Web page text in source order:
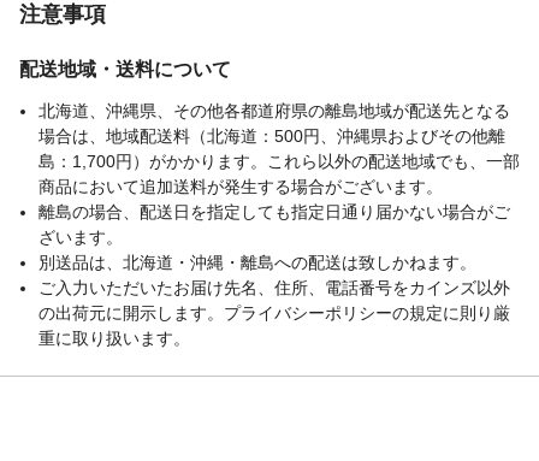
注意事項
配送地域・送料について
北海道、沖縄県、その他各都道府県の離島地域が配送先となる
場合は、地域配送料（北海道：500円、沖縄県およびその他離
島：1,700円）がかかります。これら以外の配送地域でも、一部
商品において追加送料が発生する場合がございます。
離島の場合、配送日を指定しても指定日通り届かない場合がご
ざいます。
別送品は、北海道・沖縄・離島への配送は致しかねます。
ご入力いただいたお届け先名、住所、電話番号をカインズ以外
の出荷元に開示します。プライバシーポリシーの規定に則り厳
重に取り扱います。